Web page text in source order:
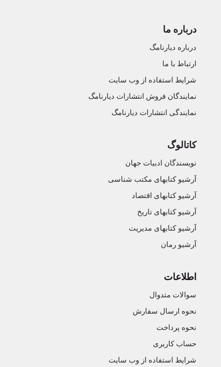
درباره ما
درباره دیارنامگ
ارتباط با ما
شرایط استفاده از وب سایت
نمایندگان فروش انتشارات دیارنامگ
نمایندگی انتشارات دیارنامگ
کاتالوگ
نویسندگان ادبیات جهان
آرشیو کتابهای مکتب شناسی
آرشیو کتابهای اقتصاد
آرشیو کتابهای تاریخ
آرشیو کتابهای مدیریت
آرشیو رمان
اطلاعات
سوالات متدوال
نحوه ارسال سفارش
نحوه پرداخت
حساب کاربری
شرایط استفاده از وب سایت